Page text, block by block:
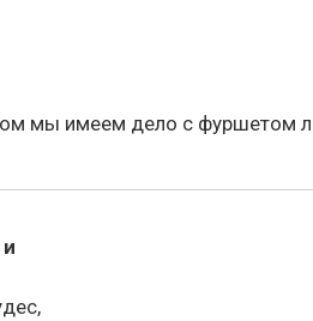
мы имеем дело с фуршетом